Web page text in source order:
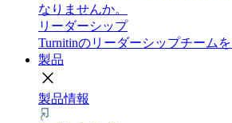
なりませんか。
リーダーシップ
Turnitinのリーダーシップチームを
製品
close
製品情報